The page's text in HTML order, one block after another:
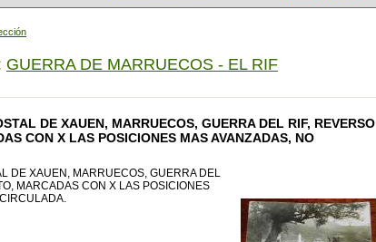
GUERRA DE MARRUECOS - EL RIF
DE XAUEN, MARRUECOS, GUERRA DEL RIF, REVERSO
CON X LAS POSICIONES MAS AVANZADAS, NO
DE XAUEN, MARRUECOS, GUERRA DEL
MARCADAS CON X LAS POSICIONES